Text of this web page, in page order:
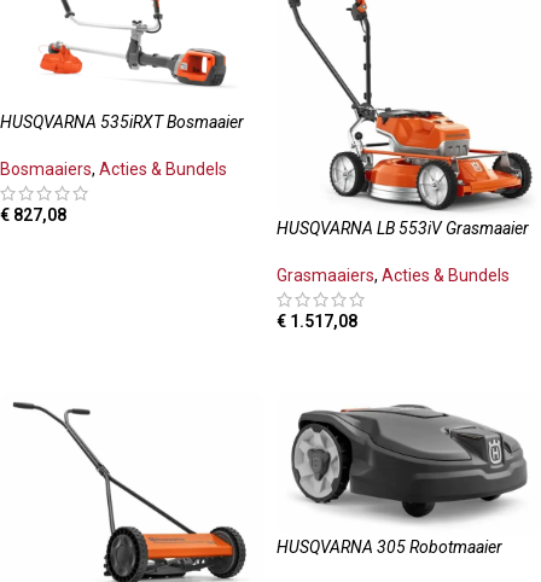
HUSQVARNA 535iRXT Bosmaaier
Bosmaaiers, Acties & Bundels
€ 827,08
HUSQVARNA LB 553iV Grasmaaier
Grasmaaiers, Acties & Bundels
€ 1.517,08
HUSQVARNA 305 Robotmaaier